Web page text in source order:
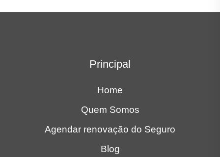
Principal
Home
Quem Somos
Agendar renovação do Seguro
Blog